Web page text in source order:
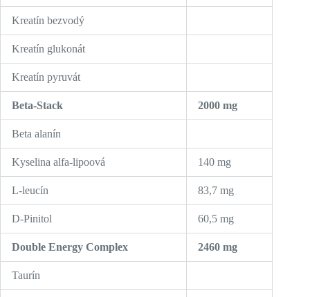
Kreatín bezvodý
Kreatín glukonát
Kreatín pyruvát
Beta-Stack 2000 mg
Beta alanín
Kyselina alfa-lipoová 140 mg
L-leucín 83,7 mg
D-Pinitol 60,5 mg
Double Energy Complex 2460 mg
Taurín